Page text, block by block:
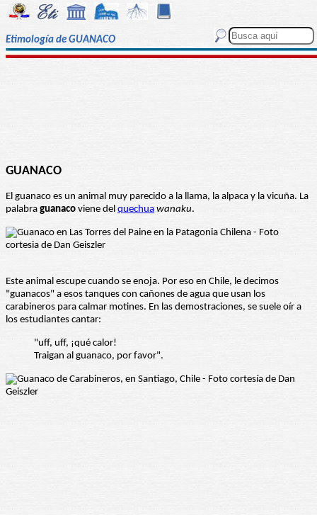
Etimología de GUANACO
GUANACO
El guanaco es un animal muy parecido a la llama, la alpaca y la vicuña. La
palabra guanaco viene del quechua wanaku.
Este animal escupe cuando se enoja. Por eso en Chile, le decimos
"guanacos" a esos tanques con cañones de agua que usan los
carabineros para calmar motines. En las demostraciones, se suele oír a
los estudiantes cantar:
"uff, uff, ¡qué calor!
Traigan al guanaco, por favor".